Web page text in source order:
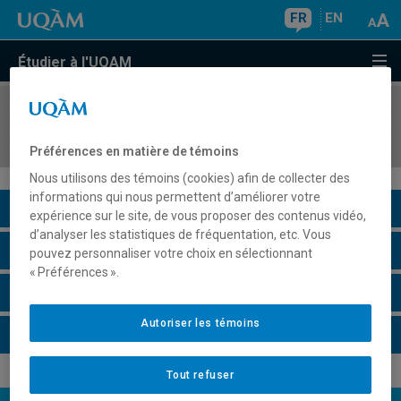
FR EN
Étudier à l'UQAM
COURS//
Description du cours
Horaire - Été 2026
Préférences en matière de témoins
Nous utilisons des témoins (cookies) afin de collecter des
informations qui nous permettent d’améliorer votre
expérience sur le site, de vous proposer des contenus vidéo,
d’analyser les statistiques de fréquentation, etc. Vous
pouvez personnaliser votre choix en sélectionnant
« Préférences ».
Tout refuser
Autoriser les témoins